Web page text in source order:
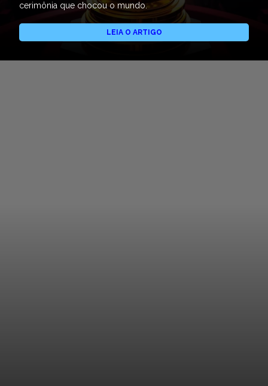
cerimônia que chocou o mundo.
LEIA O ARTIGO